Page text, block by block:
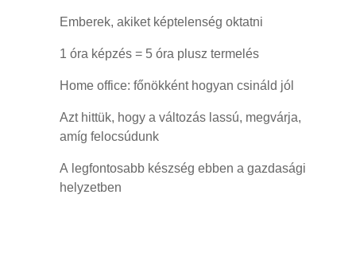
Emberek, akiket képtelenség oktatni
1 óra képzés = 5 óra plusz termelés
Home office: főnökként hogyan csináld jól
Azt hittük, hogy a változás lassú, megvárja,
amíg felocsúdunk
A legfontosabb készség ebben a gazdasági
helyzetben